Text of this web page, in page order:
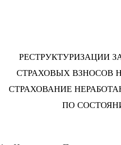
РЕСТРУКТУРИЗАЦИИ
СТРАХОВЫХ ВЗНОСОВ
СТРАХОВАНИЕ
ПО